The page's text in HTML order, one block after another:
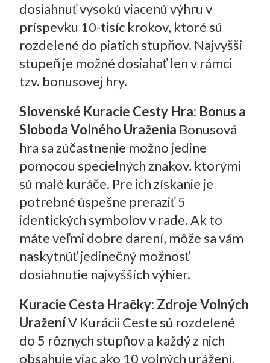
dosiahnuť vysokú viacenú výhru v
príspevku 10-tisíc krokov, ktoré sú
rozdelené do piatich stupňov. Najvyšši
stupeň je možné dosiahať len v rámci
tzv. bonusovej hry.
Slovenské Kuracie Cesty Hra: Bonus a
Sloboda Volného Uraženia Bonusová
hra sa zúčastnenie možno jedine
pomocou specielných znakov, ktorými
sú malé kuráče. Pre ich získanie je
potrebné úspešne preraziť 5
identických symbolov v rade. Ak to
máte veľmi dobre darení, môže sa vám
naskytnúť jedinečný možnosť
dosiahnutie najvyšších výhier.
Kuracie Cesta Hračky: Zdroje Volných
UraženíV Kurácii Ceste sú rozdelené
do 5 rôznych stupňov a každý z nich
obsahuje viac ako 10 volných urážení.